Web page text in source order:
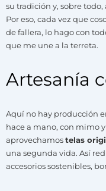
su tradición y, sobre
Por eso, cada vez que
de fallera, lo hago con
que me une a la terreta.
Artesanía
Aquí no hay producción
hace a mano, con mimo
aprovechamostelas
una segunda vida. Así
accesorios sostenibles,